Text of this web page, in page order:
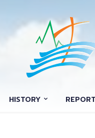
HISTORY REPORT